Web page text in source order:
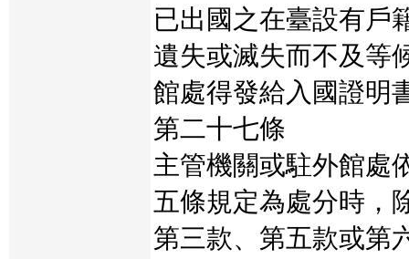
已出國之在臺設有戶
遺失或滅失而不及等
館處得發給入國證明
第二十七條
主管機關或駐外館處
五條規定為處分時，
第三款、第五款或第